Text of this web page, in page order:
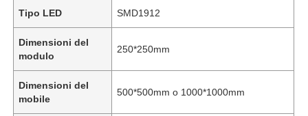
Tipo LED SMD1912
Dimensioni del
modulo
250*250mm
Dimensioni del
mobile
500*500mm o 1000*1000mm